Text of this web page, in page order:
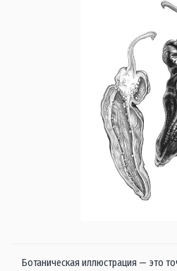
Ботаническая иллюстрация — это